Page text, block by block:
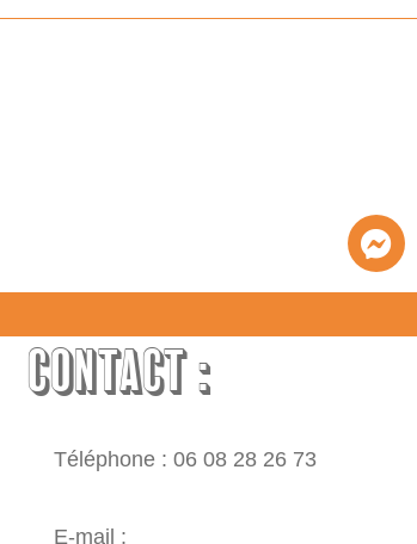
CONTACT :
Téléphone : 06 08 28 26 73
E-mail :